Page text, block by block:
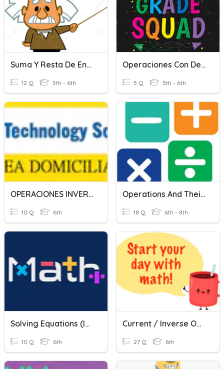
Suma Y Resta De Enteros
12 Q 5th - 6th
Operaciones Con Decimales
5 Q 5th - 6th
OPERACIONES INVERSAS 6°
10 Q 6th
Operations And Their Inverse
18 Q 6th - 8th
Solving Equations (Inverse Operations).
10 Q 6th
Current / Inverse Operations
27 Q 6th